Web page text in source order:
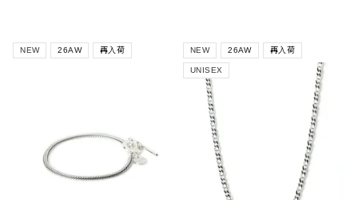
NEW 26AW 再入荷 NEW 26AW 再入荷
UNISEX